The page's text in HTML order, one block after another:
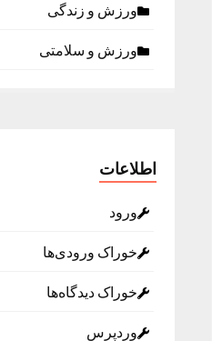
ورزش و زندگی
ورزش و سلامتی
اطلاعات
ورود
خوراک ورودی‌ها
خوراک دیدگاه‌ها
وردپرس